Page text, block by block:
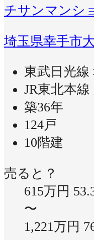
チサンマンシ
埼玉県幸手市
東武日光線
JR東北本
築36年
124戸
10階建
売ると？
615万円
〜
1,221万円